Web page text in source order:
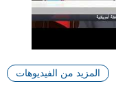
المزيد من الفيديوهات